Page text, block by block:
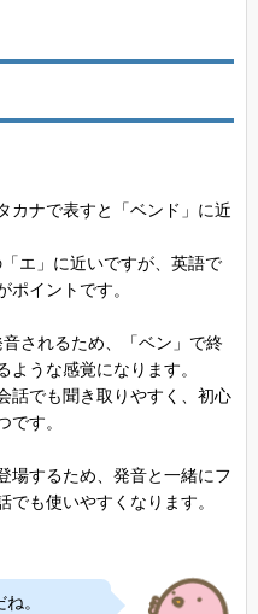
カナで表すと「ベンド」に近
エ」に近いですが、英語で
ポイントです。
されるため、「ベン」で終
うな感覚になります。
話でも聞き取りやすく、初心
です。
場するため、発音と一緒にフ
でも使いやすくなります。
。